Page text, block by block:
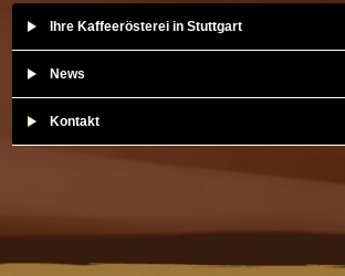
Ihre Kaffeerösterei in Stuttgart
News
Kontakt